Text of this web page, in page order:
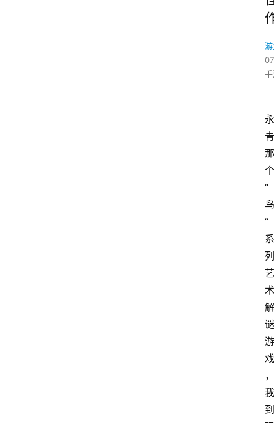
永
青
那
个
”
鸟
”
系
列
艺
术
解
谜
游
戏
，
我
到